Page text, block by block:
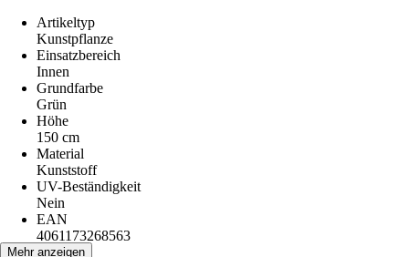
Artikeltyp
Kunstpflanze
Einsatzbereich
Innen
Grundfarbe
Grün
Höhe
150 cm
Material
Kunststoff
UV-Beständigkeit
Nein
EAN
4061173268563
Mehr anzeigen